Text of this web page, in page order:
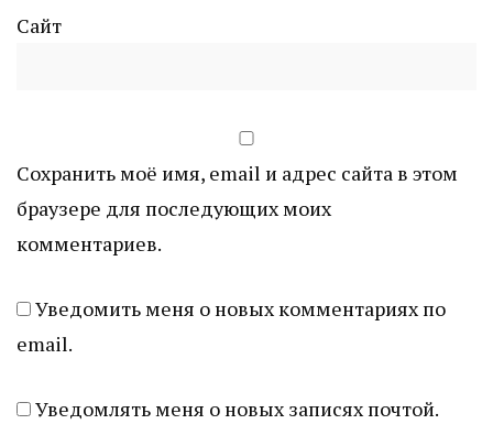
Сайт
Сохранить моё имя, email и адрес сайта в этом
браузере для последующих моих
комментариев.
Уведомить меня о новых комментариях по
email.
Уведомлять меня о новых записях почтой.